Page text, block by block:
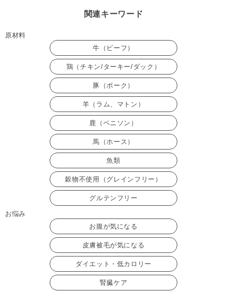
関連キーワード
原材料
牛（ビーフ）
鶏（チキン/ターキー/ダック）
豚（ポーク）
羊（ラム、マトン）
鹿（ベニソン）
馬（ホース）
魚類
穀物不使用（グレインフリー）
グルテンフリー
お悩み
お腹が気になる
皮膚被毛が気になる
ダイエット・低カロリー
腎臓ケア